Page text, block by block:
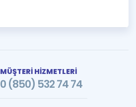
MÜŞTERİ HİZMETLERİ
0 (850) 532 74 74